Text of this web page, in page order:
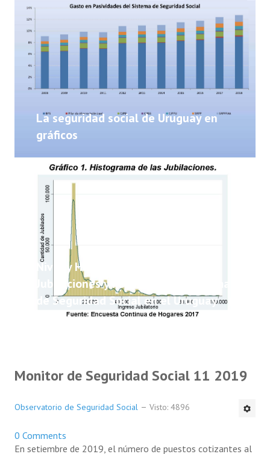
La seguridad social de Uruguay en
gráficos
Nivel y Heterogeneidad de las
Jubilaciones y Pensiones del Sistema
de Seguridad Social en el Uruguay
Monitor de Seguridad Social 11 2019
Observatorio de Seguridad Social Visto: 4896
0 Comments
En setiembre de 2019, el número de puestos cotizantes al